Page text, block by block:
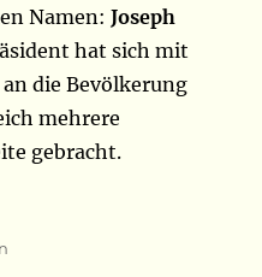
Namen:Joseph
hat sich mit
die Bevölkerung
mehrere
gebracht.